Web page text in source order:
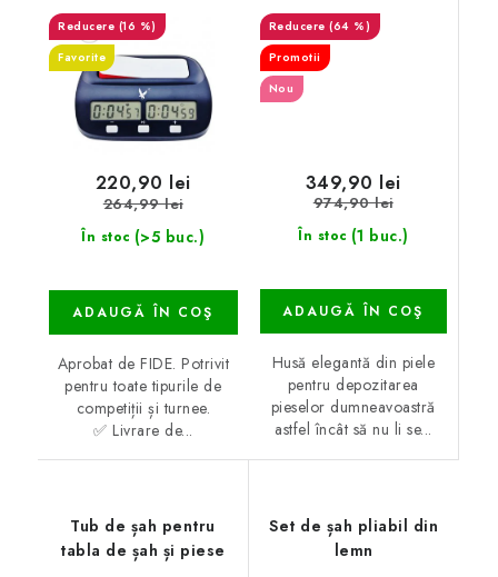
(16 %)
Favorite
În stoc (>5 buc.)
220,90 lei
264,99 lei
ADAUGĂ ÎN COŞ
Aprobat de FIDE. Potrivit
pentru toate tipurile de
competiții și turnee.
✅ Livrare de...
(64 %)
Promotii
Nou
În stoc (1 buc.)
349,90 lei
974,90 lei
ADAUGĂ ÎN COŞ
Husă elegantă din piele
pentru depozitarea
pieselor dumneavoastră
astfel încât să nu li se...
Tub de șah pentru
tabla de șah și piese
Set de șah pliabil din
lemn